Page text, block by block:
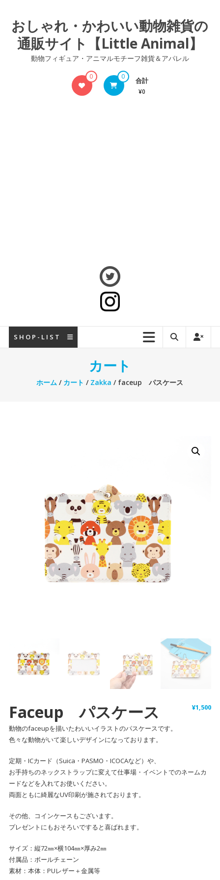
おしゃれ・かわいい動物雑貨の
通販サイト【Little Animal】
動物フィギュア・アニマルモチーフ雑貨＆アパレル
0 0 合計
¥0
S H O P - L I S T
カート
ホーム / カート / Zakka / faceup パスケース
Faceup パスケース ¥1,500
動物のfaceupを描いたわいいイラストのパスケースです。
色々な動物がいて楽しいデザインになっております。
定期・ICカード（Suica・PASMO・ICOCAなど）や、
お手持ちのネックストラップに変えて仕事場・イベントでのネームカ
ードなどを入れてお使いください。
両面ともに綺麗なUV印刷が施されております。
その他、コインケースもございます。
プレゼントにもおそろいですると喜ばれます。
サイズ：縦72㎜×横104㎜×厚み2㎜
付属品：ボールチェーン
素材：本体：PUレザー＋金属等